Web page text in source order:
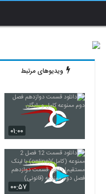
ویدیوهای مرتبط
۰۱:۰۰
۰۰:۵۷